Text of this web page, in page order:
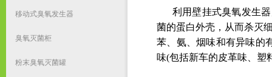
移动式臭氧发生器
臭氧灭菌柜
粉末臭氧灭菌罐
利用壁挂式臭氧发生器
菌的蛋白外壳，从而杀灭
苯、氨、烟味和有异味的
味(包括新车的皮革味、塑